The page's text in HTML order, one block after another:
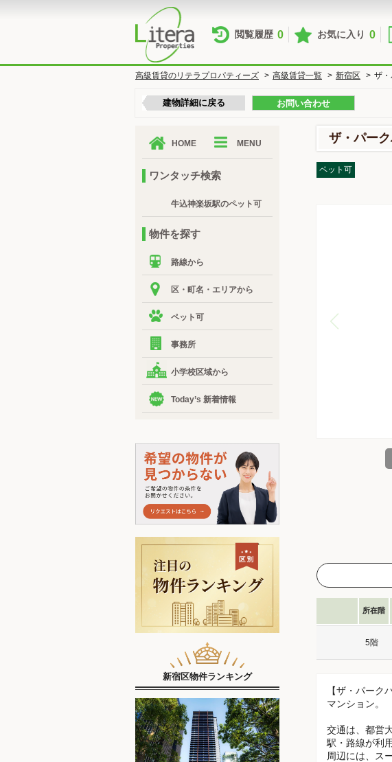
閲覧履歴 0 お気に入り 0
高級賃貸のリテラプロパティーズ > 高級賃貸一覧 > 新宿区 > ザ
建物詳細に戻る お問い合わせ
ザ・パー
ペット可
所在階
5階
【ザ・パー
マンション。
交通は、都営
駅・路線が利
周辺には、ス
HOME MENU
ワンタッチ検索
牛込神楽坂駅のペット可
物件を探す
路線から
区・町名・エリアから
ペット可
事務所
小学校区域から
Today’s 新着情報
新宿区物件ランキング